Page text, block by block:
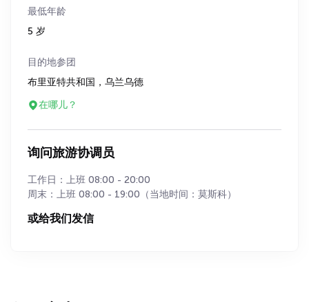
最低年龄
5 岁
目的地参团
布里亚特共和国，乌兰乌德
在哪儿？
询问旅游协调员
工作日：上班 08:00 - 20:00
周末：上班 08:00 - 19:00（当地时间：莫斯科）
或给我们发信